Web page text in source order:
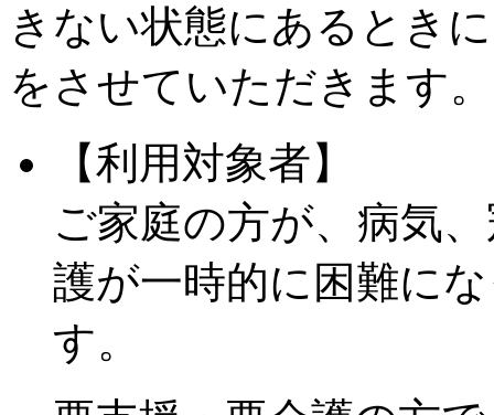
きない状態にあるとき
をさせていただきます。
【利用対象者】
ご家庭の方が、病気
護が一時的に困難に
す。